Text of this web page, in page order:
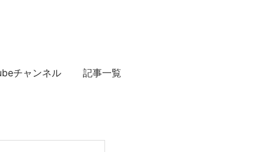
チャンネル 記事一覧